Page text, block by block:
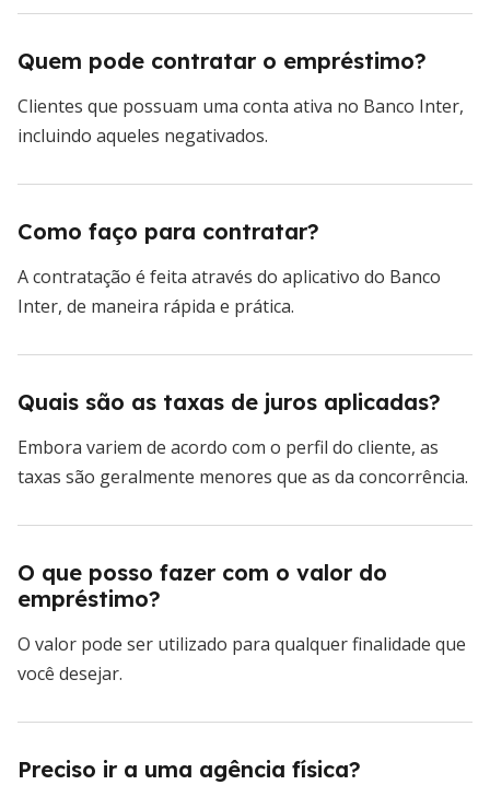
Quem pode contratar o empréstimo?
Clientes que possuam uma conta ativa no Banco Inter,
incluindo aqueles negativados.
Como faço para contratar?
A contratação é feita através do aplicativo do Banco
Inter, de maneira rápida e prática.
Quais são as taxas de juros aplicadas?
Embora variem de acordo com o perfil do cliente, as
taxas são geralmente menores que as da concorrência.
O que posso fazer com o valor do
empréstimo?
O valor pode ser utilizado para qualquer finalidade que
você desejar.
Preciso ir a uma agência física?